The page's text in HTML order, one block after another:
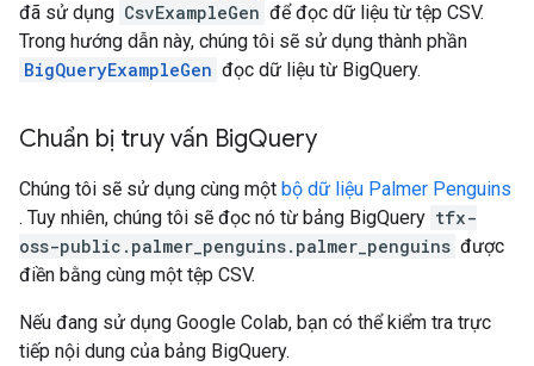
đã sử dụng CsvExampleGen để đọc dữ liệu từ tệp CSV.
Trong hướng dẫn này, chúng tôi sẽ sử dụng thành phần
BigQueryExampleGen đọc dữ liệu từ BigQuery.
Chuẩn bị truy vấn BigQuery
Chúng tôi sẽ sử dụng cùng một bộ dữ liệu Palmer Penguins
. Tuy nhiên, chúng tôi sẽ đọc nó từ bảng BigQuery tfx-
oss-public.palmer_penguins.palmer_penguins được
điền bằng cùng một tệp CSV.
Nếu đang sử dụng Google Colab, bạn có thể kiểm tra trực
tiếp nội dung của bảng BigQuery.